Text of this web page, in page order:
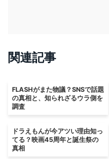
関連記事
FLASHがまた物議？SNSで話題
の真相と、知られざるウラ側を
調査
ドラえもんが今アツい理由知っ
てる？映画45周年と誕生祭の
真相